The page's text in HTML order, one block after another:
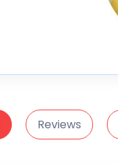
Reviews